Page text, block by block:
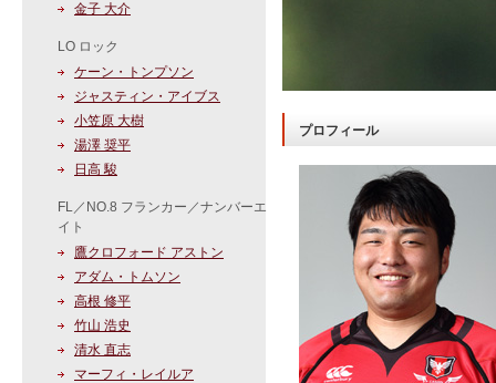
金子 大介
LO ロック
ケーン・トンプソン
ジャスティン・アイブス
小笠原 大樹
湯澤 奨平
日高 駿
FL／NO.8 フランカー／ナンバーエ
イト
鷹クロフォード アストン
アダム・トムソン
高根 修平
竹山 浩史
清水 直志
マーフィ・レイルア
プロフィール